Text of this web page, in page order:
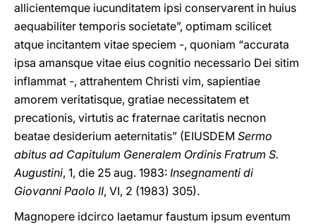
allicientemque iucunditatem ipsi conservarent in huius
aequabiliter temporis societate”, optimam scilicet
atque incitantem vitae speciem -, quoniam “accurata
ipsa amansque vitae eius cognitio necessario Dei sitim
inflammat -, attrahentem Christi vim, sapientiae
amorem veritatisque, gratiae necessitatem et
precationis, virtutis ac fraternae caritatis necnon
beatae desiderium aeternitatis” (EIUSDEM Sermo
abitus ad Capitulum Generalem Ordinis Fratrum S.
Augustini, 1, die 25 aug. 1983: Insegnamenti di
Giovanni Paolo II, VI, 2 (1983) 305).
Magnopere idcirco laetamur faustum ipsum eventum